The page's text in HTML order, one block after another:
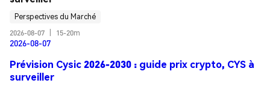
Perspectives du Marché
2026-08-07
15-20m
2026-08-07
Prévision Cysic 2026-2030 : guide prix crypto, CYS à
surveiller